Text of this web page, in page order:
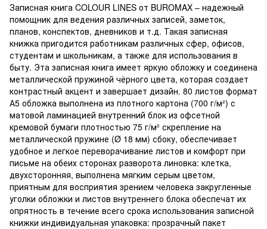
Записная книга COLOUR LINES от BUROMAX – надежный
помощник для ведения различных записей, заметок,
планов, конспектов, дневников и т.д. Такая записная
книжка пригодится работникам различных сфер, офисов,
студентам и школьникам, а также для использования в
быту. Эта записная книга имеет яркую обложку и соединена
металлической пружиной чёрного цвета, которая создает
контрастный акцент и завершает дизайн. 80 листов формат
А5 обложка выполнена из плотного картона (700 г/м²) с
матовой ламинацией внутренний блок из офсетной
кремовой бумаги плотностью 75 г/м² скрепление на
металлической пружине (Ø 18 мм) сбоку, обеспечивает
удобное и легкое переворачивание листов и комфорт при
письме на обеих сторонах разворота линовка: клетка,
двухсторонняя, выполнена мягким серым цветом,
приятным для восприятия зрением человека закругленные
уголки обложки и листов внутреннего блока обеспечат их
опрятность в течение всего срока использования записной
книжки индивидуальная упаковка: прозрачный пакет